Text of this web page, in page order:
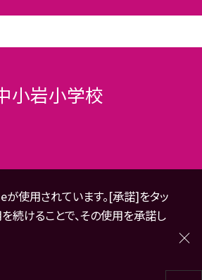
小岩小学校
が使用されています。[承諾]をタッ
続けることで、その使用を承諾し